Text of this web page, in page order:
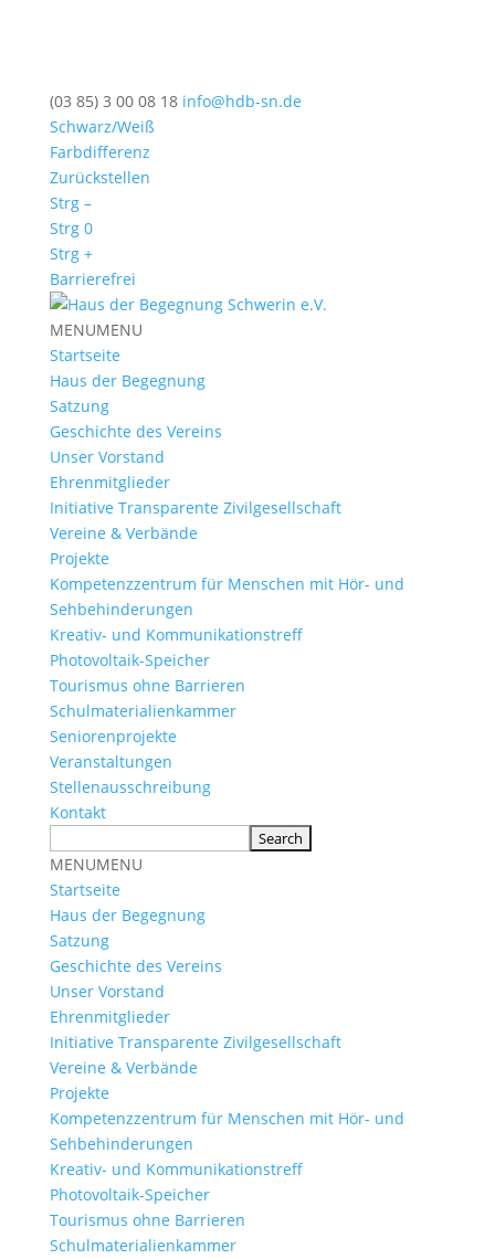
(03 85) 3 00 08 18 info@hdb-sn.de
Schwarz/Weiß
Farbdifferenz
Zurückstellen
Strg –
Strg 0
Strg +
Barrierefrei
MENUMENU
Startseite
Haus der Begegnung
Satzung
Geschichte des Vereins
Unser Vorstand
Ehrenmitglieder
Initiative Transparente Zivilgesellschaft
Vereine & Verbände
Projekte
Kompetenzzentrum für Menschen mit Hör- und
Sehbehinderungen
Kreativ- und Kommunikationstreff
Photovoltaik-Speicher
Tourismus ohne Barrieren
Schulmaterialienkammer
Seniorenprojekte
Veranstaltungen
Stellenausschreibung
Kontakt
MENUMENU
Startseite
Haus der Begegnung
Satzung
Geschichte des Vereins
Unser Vorstand
Ehrenmitglieder
Initiative Transparente Zivilgesellschaft
Vereine & Verbände
Projekte
Kompetenzzentrum für Menschen mit Hör- und
Sehbehinderungen
Kreativ- und Kommunikationstreff
Photovoltaik-Speicher
Tourismus ohne Barrieren
Schulmaterialienkammer